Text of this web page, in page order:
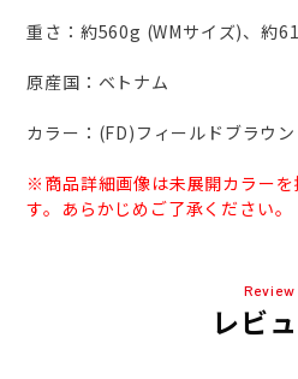
重さ：約560g (WMサイズ)、約
原産国：ベトナム
カラー：(FD)フィールドブラウン
※商品詳細画像は未展開カラーを
す。あらかじめご了承ください。
Review
レビ